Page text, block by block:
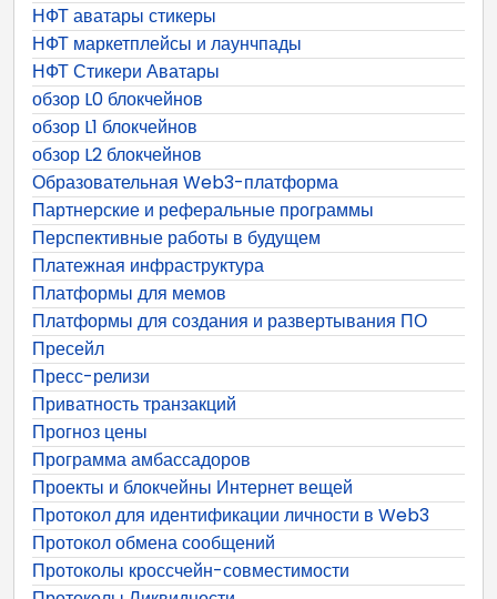
НФТ аватары стикеры
НФТ маркетплейсы и лаунчпады
НФТ Стикери Аватары
обзор L0 блокчейнов
обзор L1 блокчейнов
обзор L2 блокчейнов
Образовательная Web3-платформа
Партнерские и реферальные программы
Перспективные работы в будущем
Платежная инфраструктура
Платформы для мемов
Платформы для создания и развертывания ПО
Пресейл
Пресс-релизи
Приватность транзакций
Прогноз цены
Программа амбассадоров
Проекты и блокчейны Интернет вещей
Протокол для идентификации личности в Web3
Протокол обмена сообщений
Протоколы кроссчейн-совместимости